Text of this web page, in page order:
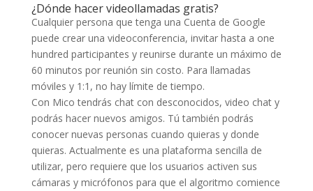
¿Dónde hacer videollamadas gratis?
Cualquier persona que tenga una Cuenta de Google
puede crear una videoconferencia, invitar hasta a one
hundred participantes y reunirse durante un máximo de
60 minutos por reunión sin costo. Para llamadas
móviles y 1:1, no hay límite de tiempo.
Con Mico tendrás chat con desconocidos, video chat y
podrás hacer nuevos amigos. Tú también podrás
conocer nuevas personas cuando quieras y donde
quieras. Actualmente es una plataforma sencilla de
utilizar, pero requiere que los usuarios activen sus
cámaras y micrófonos para que el algoritmo comience